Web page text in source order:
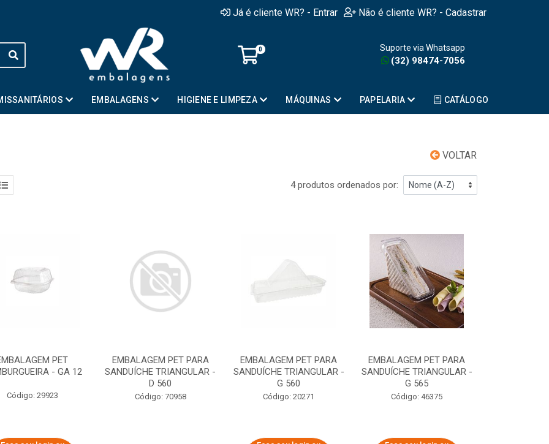
Já é cliente WR? - Entrar Não é cliente WR? - Cadastrar
0 Suporte via Whatsapp
(32) 98474-7056
EMBALAGENS HIGIENE E LIMPEZA MÁQUINAS PAPELARIA CATÁLOGO
VOLTAR
4 produtos ordenados por:
PET
- GA 12
Código: 29923
EMBALAGEM PET PARA
SANDUÍCHE TRIANGULAR -
D 560
Código: 70958
EMBALAGEM PET PARA
SANDUÍCHE TRIANGULAR -
G 560
Código: 20271
EMBALAGEM PET PARA
SANDUÍCHE TRIANGULAR -
G 565
Código: 46375